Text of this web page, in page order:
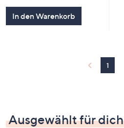
In den Warenkorb
1
Ausgewählt für dich